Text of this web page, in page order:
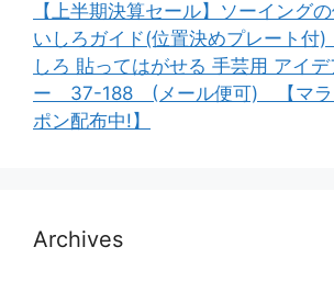
【上半期決算セール】ソーイング
いしろガイド(位置決めプレート
しろ 貼ってはがせる 手芸用 アイ
ー 37-188 (メール便可) 【マラ
ポン配布中!】
Archives